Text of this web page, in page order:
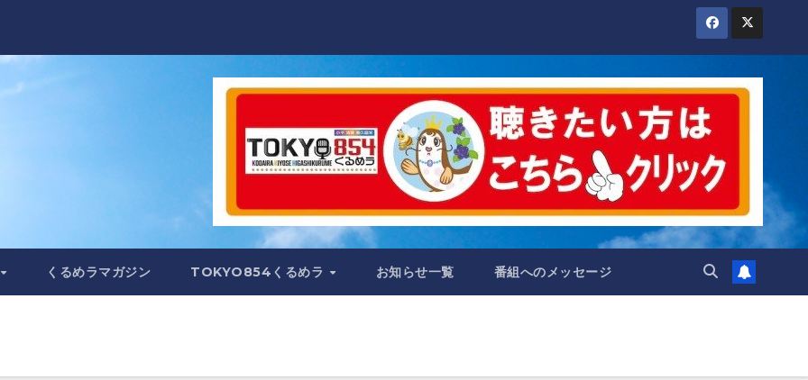
くるめラマガジン TOKYO854くるめラ お知らせ一覧 番組へのメッセージ